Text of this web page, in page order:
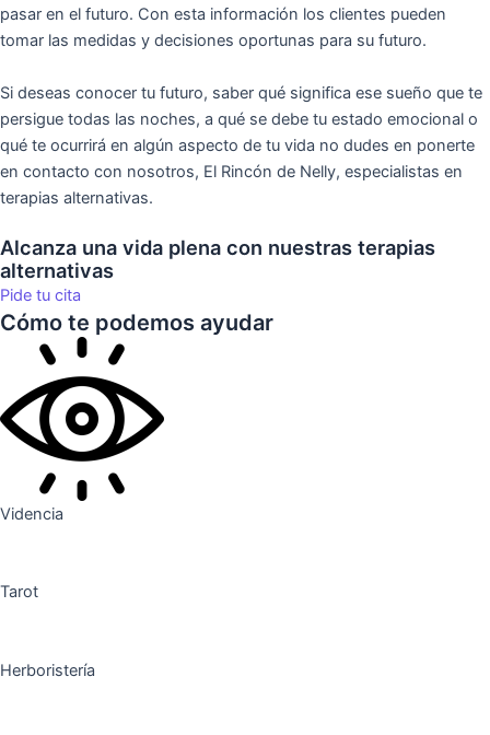
pasar en el futuro. Con esta información los clientes pueden
tomar las medidas y decisiones oportunas para su futuro.
Si deseas conocer tu futuro, saber qué significa ese sueño que te
persigue todas las noches, a qué se debe tu estado emocional o
qué te ocurrirá en algún aspecto de tu vida no dudes en ponerte
en contacto con nosotros, El Rincón de Nelly, especialistas en
terapias alternativas.
Alcanza una vida plena con nuestras terapias
alternativas
Pide tu cita
Cómo te podemos ayudar
Videncia
Tarot
Herboristería